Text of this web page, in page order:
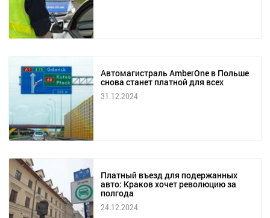
Автомагистраль AmberOne в Польше
снова станет платной для всех
31.12.2024
Платный въезд для подержанных
авто: Краков хочет революцию за
полгода
24.12.2024